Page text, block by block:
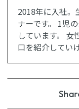
2018年に入社。
ナーです。 1児
しています。
口を紹介してい